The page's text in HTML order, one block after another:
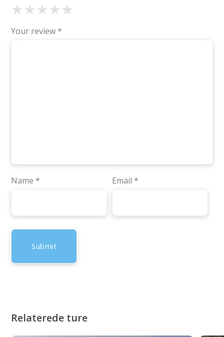
★
★
★
★
★
Your review *
Name * Email *
Relaterede ture